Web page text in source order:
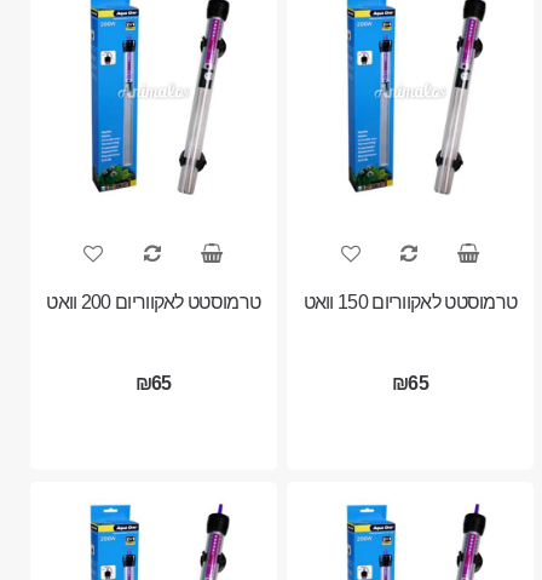
טרמוסטט לאקווריום 150 וואט
₪65
טרמוסטט לאקווריום 200 וואט
₪65